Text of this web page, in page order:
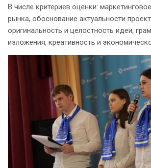
В числе критериев оценки:
рынка, обоснование актуальности
оригинальность и целостность идеи,
изложения, креативность и